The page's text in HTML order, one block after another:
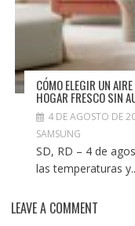
CÓMO ELEGIR UN
HOGAR FRESCO SIN
4 DE AGOSTO DE
SAMSUNG
SD, RD – 4 de
las temperaturas
LEAVE A COMMENT